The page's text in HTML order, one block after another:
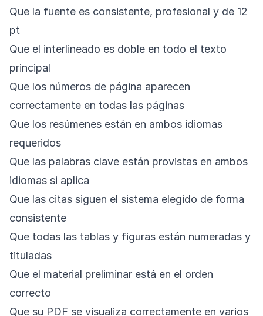
Que la fuente es consistente, profesional y de 12
pt
Que el interlineado es doble en todo el texto
principal
Que los números de página aparecen
correctamente en todas las páginas
Que los resúmenes están en ambos idiomas
requeridos
Que las palabras clave están provistas en ambos
idiomas si aplica
Que las citas siguen el sistema elegido de forma
consistente
Que todas las tablas y figuras están numeradas y
tituladas
Que el material preliminar está en el orden
correcto
Que su PDF se visualiza correctamente en varios